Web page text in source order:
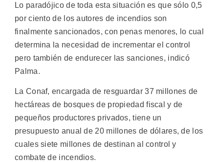
Lo paradójico de toda esta situación es que sólo 0,5
por ciento de los autores de incendios son
finalmente sancionados, con penas menores, lo cual
determina la necesidad de incrementar el control
pero también de endurecer las sanciones, indicó
Palma.
La Conaf, encargada de resguardar 37 millones de
hectáreas de bosques de propiedad fiscal y de
pequeños productores privados, tiene un
presupuesto anual de 20 millones de dólares, de los
cuales siete millones de destinan al control y
combate de incendios.